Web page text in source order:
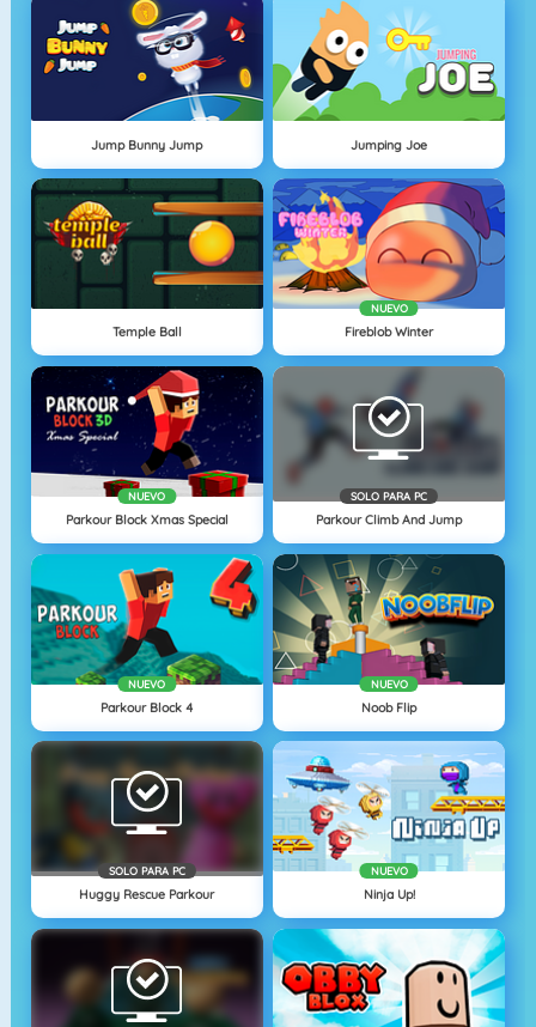
Jump Bunny Jump Jumping Joe
Temple Ball
NUEVO
Fireblob Winter
NUEVO
Parkour Block Xmas Special
SOLO PARA PC
Parkour Climb And Jump
NUEVO
Parkour Block 4
NUEVO
Noob Flip
SOLO PARA PC
Huggy Rescue Parkour
NUEVO
Ninja Up!